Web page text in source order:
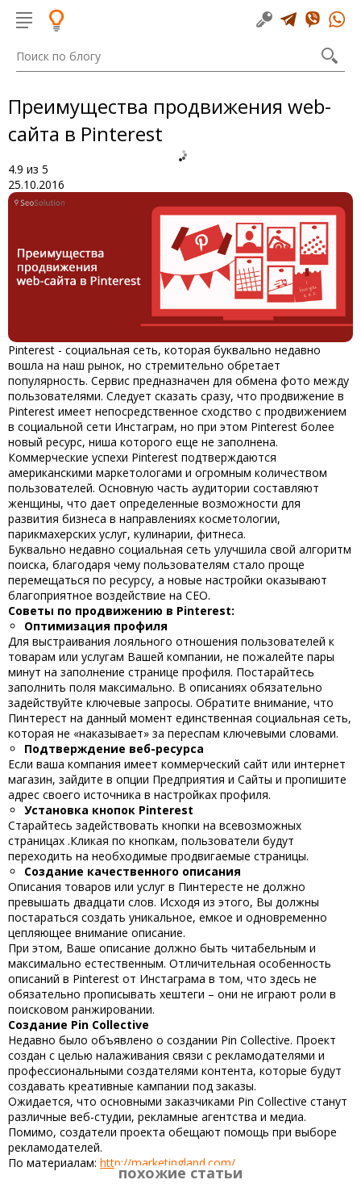
Преимущества продвижения web-
сайта в Pinterest
4.9 из 5
25.10.2016
Pinterest - социальная сеть, которая буквально недавно
вошла на наш рынок, но стремительно обретает
популярность. Сервис предназначен для обмена фото между
пользователями. Следует сказать сразу, что продвижение в
Pinterest имеет непосредственное сходство с продвижением
в социальной сети Инстаграм, но при этом Pinterest более
новый ресурс, ниша которого еще не заполнена.
Коммерческие успехи Pinterest подтверждаются
американскими маркетологами и огромным количеством
пользователей. Основную часть аудитории составляют
женщины, что дает определенные возможности для
развития бизнеса в направлениях косметологии,
парикмахерских услуг, кулинарии, фитнеса.
Буквально недавно социальная сеть улучшила свой алгоритм
поиска, благодаря чему пользователям стало проще
перемещаться по ресурсу, а новые настройки оказывают
благоприятное воздействие на СЕО.
Советы по продвижению в Pinterest:
Оптимизация профиля
Для выстраивания лояльного отношения пользователей к
товарам или услугам Вашей компании, не пожалейте пары
минут на заполнение странице профиля. Постарайтесь
заполнить поля максимально. В описаниях обязательно
задействуйте ключевые запросы. Обратите внимание, что
Пинтерест на данный момент единственная социальная сеть,
которая не «наказывает» за переспам ключевыми словами.
Подтверждение веб-ресурса
Если ваша компания имеет коммерческий сайт или интернет
магазин, зайдите в опции Предприятия и Сайты и пропишите
адрес своего источника в настройках профиля.
Установка кнопок Pinterest
Старайтесь задействовать кнопки на всевозможных
страницах .Кликая по кнопкам, пользователи будут
переходить на необходимые продвигаемые страницы.
Создание качественного описания
Описания товаров или услуг в Пинтересте не должно
превышать двадцати слов. Исходя из этого, Вы должны
постараться создать уникальное, емкое и одновременно
цепляющее внимание описание.
При этом, Ваше описание должно быть читабельным и
максимально естественным. Отличительная особенность
описаний в Pinterest от Инстаграма в том, что здесь не
обязательно прописывать хештеги – они не играют роли в
поисковом ранжировании.
Создание Pin Collective
Недавно было объявлено о создании Pin Collective. Проект
создан с целью налаживания связи с рекламодателями и
профессиональными создателями контента, которые будут
создавать креативные кампании под заказы.
Ожидается, что основными заказчиками Pin Collective станут
различные веб-студии, рекламные агентства и медиа.
Помимо, создатели проекта обещают помощь при выборе
рекламодателей.
По материалам: http://marketingland.com/
похожие статьи